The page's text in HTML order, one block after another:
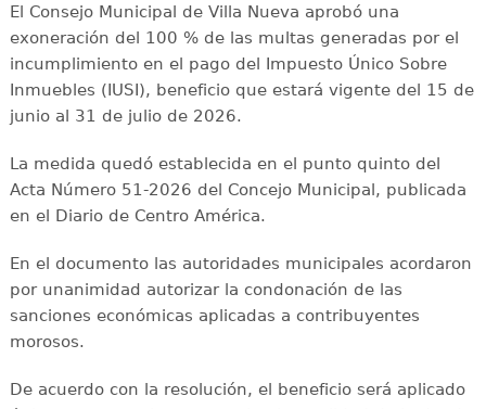
El Consejo Municipal de Villa Nueva aprobó una
exoneración del 100 % de las multas generadas por el
incumplimiento en el pago del Impuesto Único Sobre
Inmuebles (IUSI), beneficio que estará vigente del 15 de
junio al 31 de julio de 2026.
La medida quedó establecida en el punto quinto del
Acta Número 51-2026 del Concejo Municipal, publicada
en el Diario de Centro América.
En el documento las autoridades municipales acordaron
por unanimidad autorizar la condonación de las
sanciones económicas aplicadas a contribuyentes
morosos.
De acuerdo con la resolución, el beneficio será aplicado